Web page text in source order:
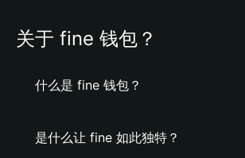
关于 fine 钱包？
什么是 fine 钱包？
是什么让 fine 如此独特？